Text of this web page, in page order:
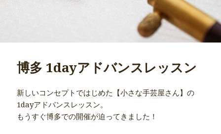
博多 1dayアドバンスレッスン
新しいコンセプトではじめた【小さな手芸屋さん】の
1dayアドバンスレッスン。
もうすぐ博多での開催が迫ってきました！